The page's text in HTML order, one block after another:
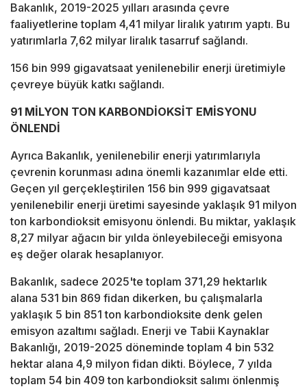
Bakanlık, 2019-2025 yılları arasında çevre
faaliyetlerine toplam 4,41 milyar liralık yatırım yaptı. Bu
yatırımlarla 7,62 milyar liralık tasarruf sağlandı.
156 bin 999 gigavatsaat yenilenebilir enerji üretimiyle
çevreye büyük katkı sağlandı.
91 MİLYON TON KARBONDİOKSİT EMİSYONU
ÖNLENDİ
Ayrıca Bakanlık, yenilenebilir enerji yatırımlarıyla
çevrenin korunması adına önemli kazanımlar elde etti.
Geçen yıl gerçekleştirilen 156 bin 999 gigavatsaat
yenilenebilir enerji üretimi sayesinde yaklaşık 91 milyon
ton karbondioksit emisyonu önlendi. Bu miktar, yaklaşık
8,27 milyar ağacın bir yılda önleyebileceği emisyona
eş değer olarak hesaplanıyor.
Bakanlık, sadece 2025'te toplam 371,29 hektarlık
alana 531 bin 869 fidan dikerken, bu çalışmalarla
yaklaşık 5 bin 851 ton karbondioksite denk gelen
emisyon azaltımı sağladı. Enerji ve Tabii Kaynaklar
Bakanlığı, 2019-2025 döneminde toplam 4 bin 532
hektar alana 4,9 milyon fidan dikti. Böylece, 7 yılda
toplam 54 bin 409 ton karbondioksit salımı önlenmiş